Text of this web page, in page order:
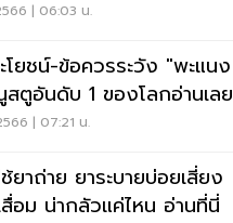
| 06:03 น.
โยชน์-ข้อควรระวัง "พะแนง
สตูอันดับ 1 ของโลกอ่านเลย
| 07:21 น.
ยาถ่าย ยาระบายบ่อยเสี่ยง
อม น่ากลัวแค่ไหน อ่านที่นี่